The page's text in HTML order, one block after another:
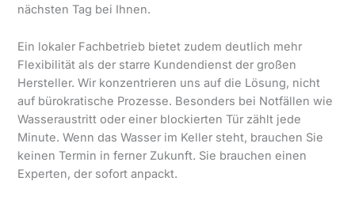
nächsten Tag bei Ihnen.
Ein lokaler Fachbetrieb bietet zudem deutlich mehr
Flexibilität als der starre Kundendienst der großen
Hersteller. Wir konzentrieren uns auf die Lösung, nicht
auf bürokratische Prozesse. Besonders bei Notfällen wie
Wasseraustritt oder einer blockierten Tür zählt jede
Minute. Wenn das Wasser im Keller steht, brauchen Sie
keinen Termin in ferner Zukunft. Sie brauchen einen
Experten, der sofort anpackt.